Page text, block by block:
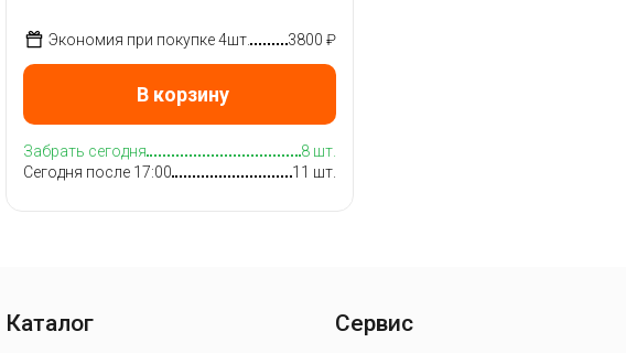
Экономия при покупке 4шт. 3800 ₽
В корзину
Забрать сегодня
8 шт.
Сегодня после 17:00
11 шт.
Каталог Сервис